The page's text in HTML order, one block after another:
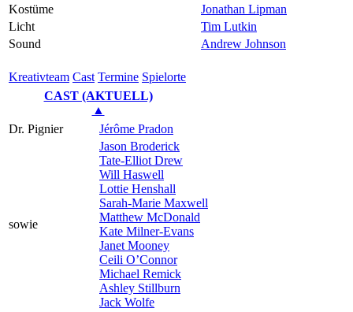
Kostüme
Jonathan Lipman
Licht
Tim Lutkin
Sound
Andrew Johnson
Kreativ­team Cast Ter­mi­ne Spielorte
CAST (AKTUELL)
▲
Dr. Pignier
Jérôme Pradon
sowie
Jason Broderick
Tate-Elliot Drew
Will Haswell
Lottie Henshall
Sarah-Marie Maxwell
Matthew McDonald
Kate Milner-Evans
Janet Mooney
Ceili O’Connor
Michael Remick
Ashley Stillburn
Jack Wolfe